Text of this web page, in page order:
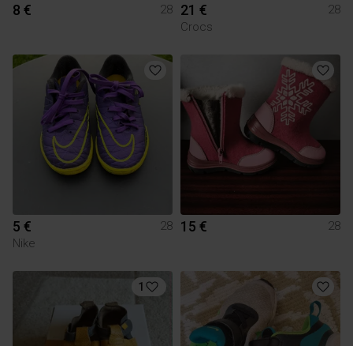
8 € 28 21 €
28
Crocs
5 €
28
Nike
15 € 28
1